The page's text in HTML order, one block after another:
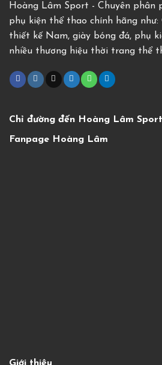
Hoàng Lâm Sport - Chuyên phân
phụ kiện thể thao chính hãng
thiết kế Nam, giày bóng đá, phụ
nhiều thương hiệu thời trang thể
Chỉ đường đến Hoàng Lâm Sport
Fanpage Hoàng Lâm